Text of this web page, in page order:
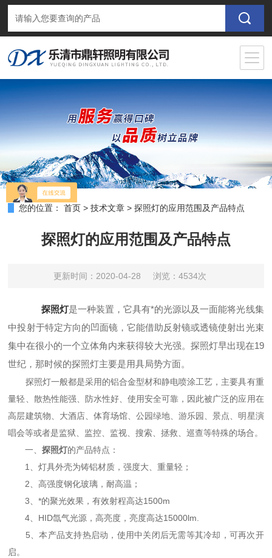
您的位置： 首页 >技术文章 >探照灯的应用范围及产品特点
探照灯的应用范围及产品特点
更新时间：2020-04-28 浏览：4534次
探照灯是一种装置，它具有*的光源以及一面能将光线集
中投射于特定方向的凹面镜，它能借助反射镜或透镜使射出光束
集中在很小的一个立体角内来获得较大光强。探照灯早出现在19
世纪，那时候的探照灯主要是用具局势方面。
探照灯一般都是采用的铝合金型材和静电喷涂工艺，主要具有重
量轻、散热性能强、防水性好、使用安全可靠，因此被广泛的应用在
高层建筑物、大酒店、体育场馆、公园绿地、游乐园、景点、明星演
唱会等或者是监狱、监控、监视、搜索、拯救、巡查等特殊的场合。
一、探照灯的产品特点：
1、灯具外壳为铸铝材质，强度大、重量轻；
2、高强度钢化玻璃，耐高温；
3、*的聚光效果，有效射程高达1500m
4、HID氙气光源，高亮度，亮度高达15000lm.
5、本产品支持热启动，使用中关闭后无需等其冷却，可再次开
启。